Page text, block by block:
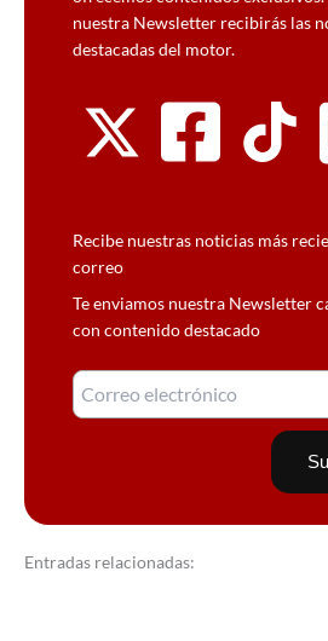
nuestra Newsletter recibirás las
destacadas del motor.
Recibe nuestras noticias más
correo
Te enviamos nuestra Newsletter
con contenido destacado
Entradas relacionadas: